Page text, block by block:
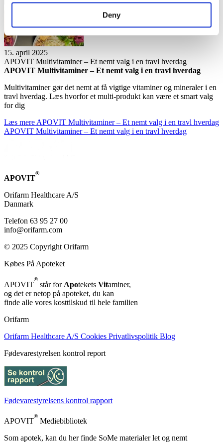
Deny
15. april 2025
APOVIT Mul­ti­vi­ta­mi­ner – Et nemt valg i en travl hver­dag
APOVIT Mul­ti­vi­ta­mi­ner – Et nemt valg i en travl hver­dag
Multivitaminer gør det nemt at få vigtige vitaminer og mineraler i en
travl hverdag. Læs hvorfor et multi-produkt kan være et smart valg
for dig
Læs mere APOVIT Mul­ti­vi­ta­mi­ner – Et nemt valg i en travl hver­dag
APOVIT Mul­ti­vi­ta­mi­ner – Et nemt valg i en travl hver­dag
APOVIT
®
Orifarm Healthcare A/S
Danmark
Telefon 63 95 27 00
info@orifarm.com
© 2025 Copyright Orifarm
Købes På Apoteket
APOVIT
®
står for Apotekets Vitaminer,
og det er netop på apoteket, du kan
finde alle vores kosttilskud til hele familien
Orifarm
Orifarm Healthcare A/S Cookies Privatlivspolitik Blog
Fødevarestyrelsen kontrol report
Fødevarestyrelsens kontrol rapport
APOVIT
®
Mediebibliotek
Som apotek, kan du her finde SoMe materialer let og nemt